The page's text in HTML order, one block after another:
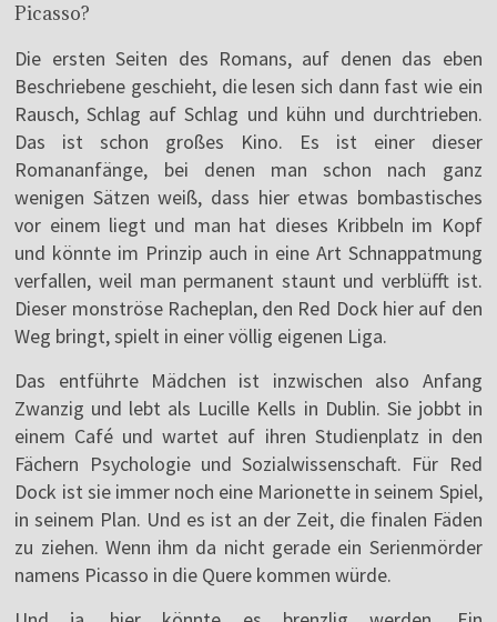
Picasso?
Die ersten Seiten des Romans, auf denen das eben
Beschriebene geschieht, die lesen sich dann fast wie ein
Rausch, Schlag auf Schlag und kühn und durchtrieben.
Das ist schon großes Kino. Es ist einer dieser
Romananfänge, bei denen man schon nach ganz
wenigen Sätzen weiß, dass hier etwas bombastisches
vor einem liegt und man hat dieses Kribbeln im Kopf
und könnte im Prinzip auch in eine Art Schnappatmung
verfallen, weil man permanent staunt und verblüfft ist.
Dieser monströse Racheplan, den Red Dock hier auf den
Weg bringt, spielt in einer völlig eigenen Liga.
Das entführte Mädchen ist inzwischen also Anfang
Zwanzig und lebt als Lucille Kells in Dublin. Sie jobbt in
einem Café und wartet auf ihren Studienplatz in den
Fächern Psychologie und Sozialwissenschaft. Für Red
Dock ist sie immer noch eine Marionette in seinem Spiel,
in seinem Plan. Und es ist an der Zeit, die finalen Fäden
zu ziehen. Wenn ihm da nicht gerade ein Serienmörder
namens Picasso in die Quere kommen würde.